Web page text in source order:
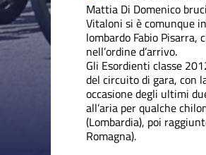
Mattia Di Domenico
Vitaloni si è comunque
lombardo Fabio Pisarra,
nell’ordine d’arrivo.
Gli Esordienti classe
del circuito di gara, con
occasione degli ultimi
all’aria per qualche
(Lombardia), poi
Romagna).